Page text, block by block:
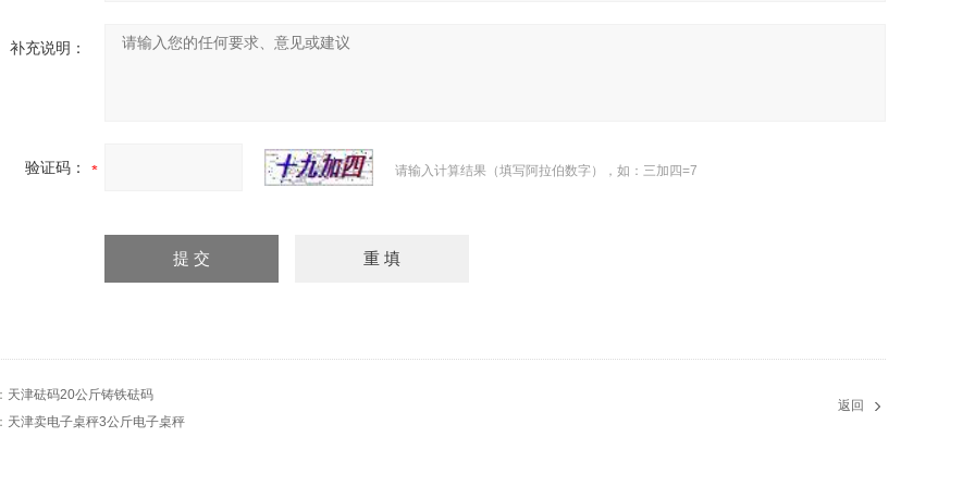
补充说明：
验证码： 请输入计算结果（填写阿拉伯数字），如：三加四=7
天津砝码20公斤铸铁砝码
天津卖电子桌秤3公斤电子桌秤
返回